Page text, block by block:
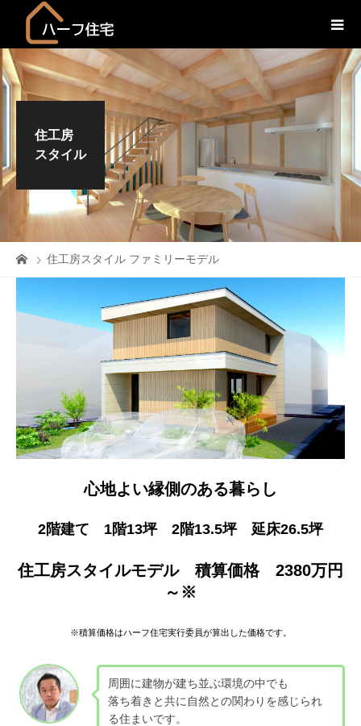
住工房
スタイル
住工房スタイル ファミリーモデル
心地よい縁側のある暮らし
2階建て 1階13坪 2階13.5坪 延床26.5坪
住工房スタイルモデル 積算価格 2380万円
～※
※積算価格はハーフ住宅実行委員が算出した価格です。
周囲に建物が建ち並ぶ環境の中でも
落ち着きと共に自然との関わりを感じられ
る住まいです。